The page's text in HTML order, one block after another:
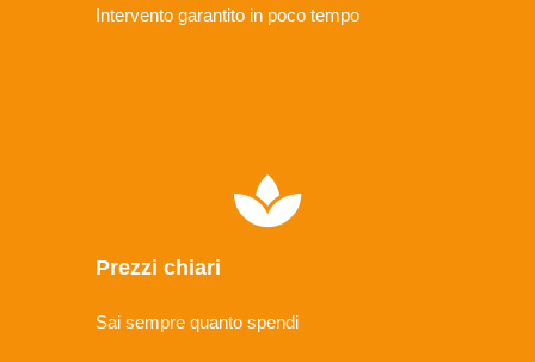
Intervento garantito in poco tempo
Prezzi chiari
Sai sempre quanto spendi